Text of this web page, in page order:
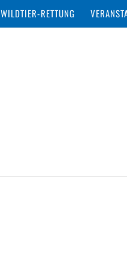
WILDTIER-RETTUNG